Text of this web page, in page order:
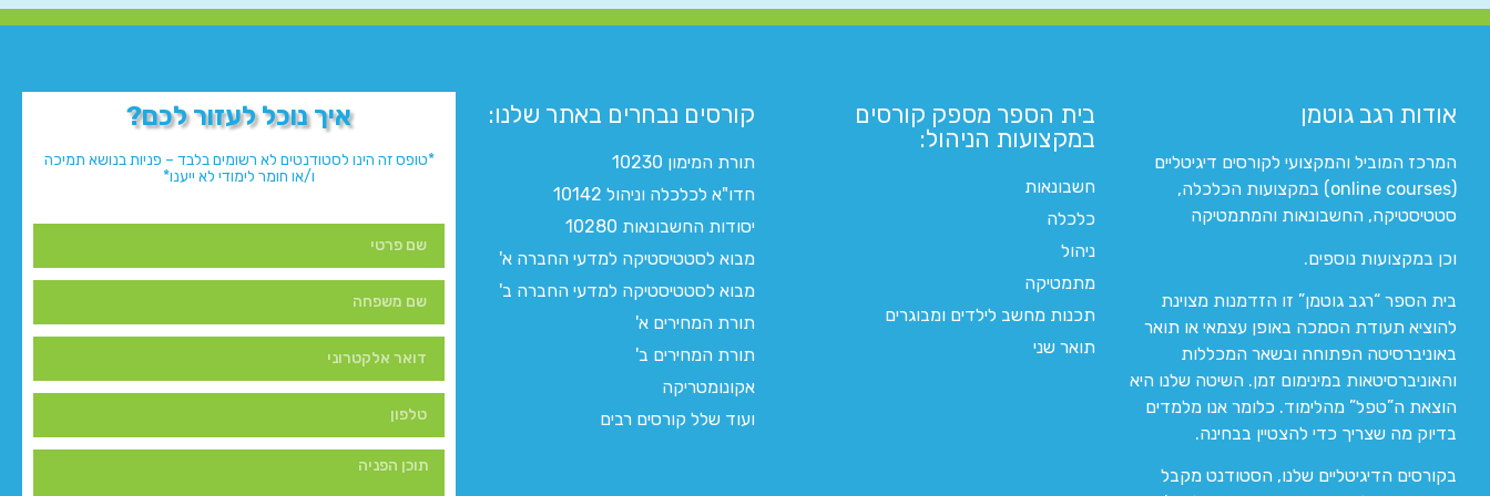
אודות רגב גוטמן
המרכז המוביל והמקצועי לקורסים דיגיטליים
(online courses) במקצועות הכלכלה,
סטטיסטיקה, החשבונאות והמתמטיקה
וכן במקצועות נוספים.
בית הספר “רגב גוטמן” זו הזדמנות מצוינת
להוציא תעודת הסמכה באופן עצמאי או תואר
באוניברסיטה הפתוחה ובשאר המכללות
והאוניברסיטאות במינימום זמן. השיטה שלנו היא
הוצאת ה”טפל” מהלימוד. כלומר אנו מלמדים
בדיוק מה שצריך כדי להצטיין בבחינה.
בקורסים הדיגיטליים שלנו, הסטודנט מקבל
בית הספר מספק קורסים
במקצועות הניהול:
חשבונאות
כלכלה
ניהול
מתמטיקה
תכנות מחשב לילדים ומבוגרים
תואר שני
קורסים נבחרים באתר שלנו:​
תורת המימון 10230
חדו"א לכלכלה וניהול 10142
יסודות החשבונאות 10280
מבוא לסטטיסטיקה למדעי החברה א'
מבוא לסטטיסטיקה למדעי החברה ב'
תורת המחירים א'
תורת המחירים ב'
אקונומטריקה
ועוד שלל קורסים רבים
איך נוכל לעזור לכם?
*טופס זה הינו לסטודנטים לא רשומים בלבד – פניות בנושא תמיכה
ו/או חומר לימודי לא ייענו*